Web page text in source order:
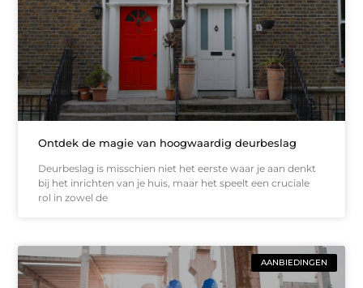
Ontdek de magie van hoogwaardig deurbeslag
Deurbeslag is misschien niet het eerste waar je aan denkt
bij het inrichten van je huis, maar het speelt een cruciale
rol in zowel de
AANBIEDINGEN